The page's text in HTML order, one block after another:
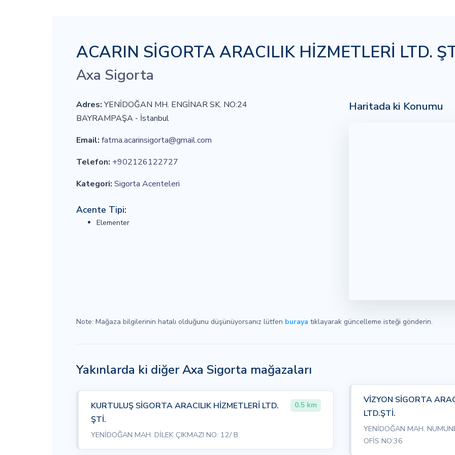
ACARIN SİGORTA ARACILIK HİZMETLERİ LTD.
Axa Sigorta
Adres:YENİDOĞAN MH. ENGİNAR SK. NO:24
BAYRAMPAŞA - İstanbul
Email: fatma.acarinsigorta@gmail.com
Telefon: +902126122727
Kategori: Sigorta Acenteleri
Acente Tipi:
Elementer
Haritada ki Konumu
Note: Mağaza bilgilerinin hatalı olduğunu düşünüyorsanız lütfen buraya tıklayarak güncelleme isteği gönderin.
Yakınlarda ki diğer Axa Sigorta mağazaları
KURTULUŞ SİGORTA ARACILIK HİZMETLERİ LTD.
ŞTİ.
0.5 km
YENİDOĞAN MAH. DİLEK ÇIKMAZI NO: 12/ B
VİZYON SİGORTA
LTD.ŞTİ.
YENİDOĞAN MAH.
OFİS NO:36